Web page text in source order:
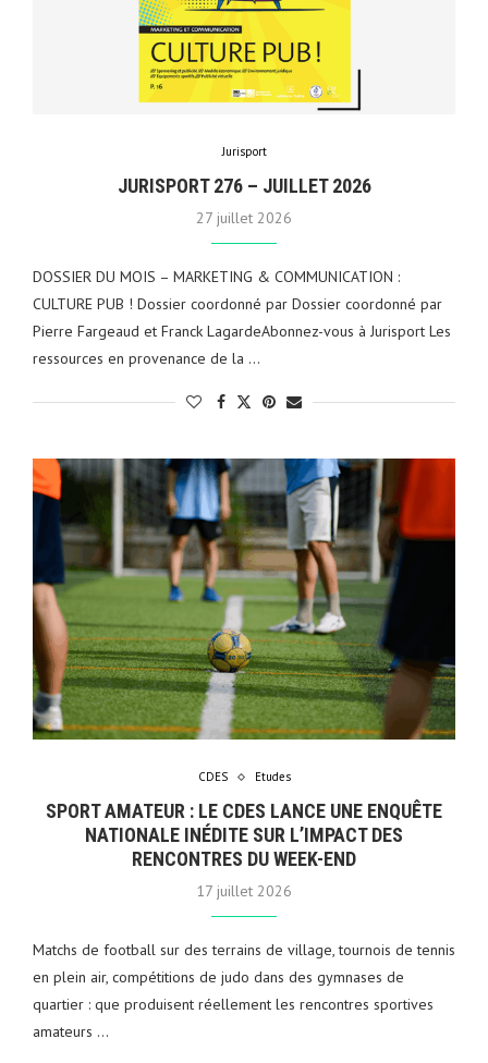
Jurisport
JURISPORT 276 – JUILLET 2026
27 juillet 2026
DOSSIER DU MOIS – MARKETING & COMMUNICATION :
CULTURE PUB ! Dossier coordonné par Dossier coordonné par
Pierre Fargeaud et Franck LagardeAbonnez-vous à Jurisport Les
ressources en provenance de la …
CDES Etudes
SPORT AMATEUR : LE CDES LANCE UNE ENQUÊTE
NATIONALE INÉDITE SUR L’IMPACT DES
RENCONTRES DU WEEK-END
17 juillet 2026
Matchs de football sur des terrains de village, tournois de tennis
en plein air, compétitions de judo dans des gymnases de
quartier : que produisent réellement les rencontres sportives
amateurs …